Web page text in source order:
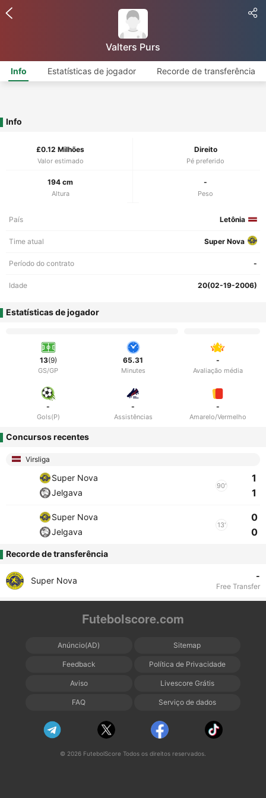
Valters Purs
Info Estatísticas de jogador Recorde de transferência
Info
£0.12 Milhões
Valor estimado
Direito
Pé preferido
194 cm
Altura
-
Peso
País Letônia
Time atual Super Nova
Período do contrato -
Idade 20(02-19-2006)
Estatísticas de jogador
13(9)
GS/GP
65.31
Minutes
-
Avaliação média
-
Gols(P)
-
Assistências
-
Amarelo/Vermelho
Concursos recentes
Virsliga
Super Nova
Jelgava
90'
1
1
Super Nova
Jelgava
13'
0
0
Recorde de transferência
Super Nova -
Free Transfer
Futebolscore.com
Anúncio(AD) Sitemap
Feedback Política de Privacidade
Aviso Livescore Grátis
FAQ Serviço de dados
© 2026 FutebolScore Todos os direitos reservados.